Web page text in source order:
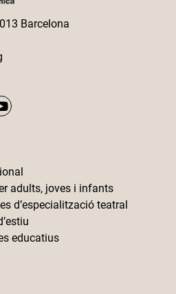
Barcelona
adults, joves i infants
d’especialització teatral
educatius